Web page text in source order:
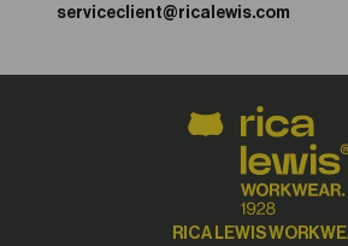
serviceclient@ricalewis.com
RICA LEWIS